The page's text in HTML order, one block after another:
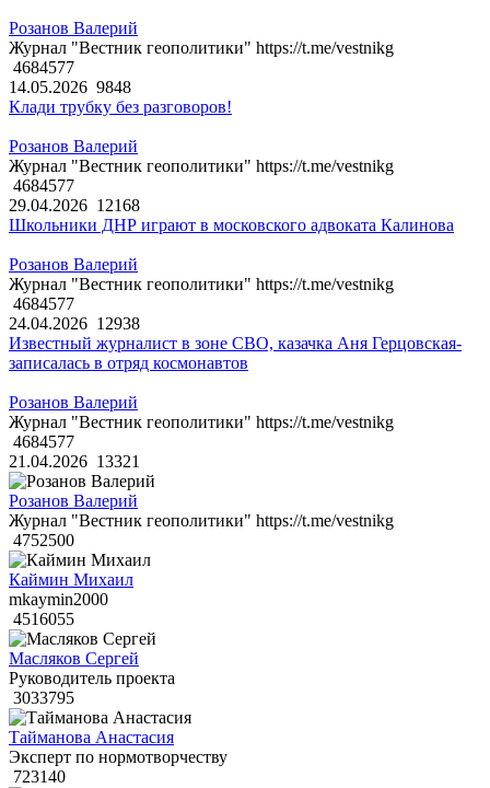
Розанов Валерий
Журнал "Вестник геополитики" https://t.me/vestnikg
4684577
14.05.2026 9848
Клади трубку без разговоров!
Розанов Валерий
Журнал "Вестник геополитики" https://t.me/vestnikg
4684577
29.04.2026 12168
Школьники ДНР играют в московского адвоката Калинова
Розанов Валерий
Журнал "Вестник геополитики" https://t.me/vestnikg
4684577
24.04.2026 12938
Известный журналист в зоне СВО, казачка Аня Герцовская-
записалась в отряд космонавтов
Розанов Валерий
Журнал "Вестник геополитики" https://t.me/vestnikg
4684577
21.04.2026 13321
Розанов Валерий
Журнал "Вестник геополитики" https://t.me/vestnikg
4752500
Каймин Михаил
mkaymin2000
4516055
Масляков Сергей
Руководитель проекта
3033795
Тайманова Анастасия
Эксперт по нормотворчеству
723140